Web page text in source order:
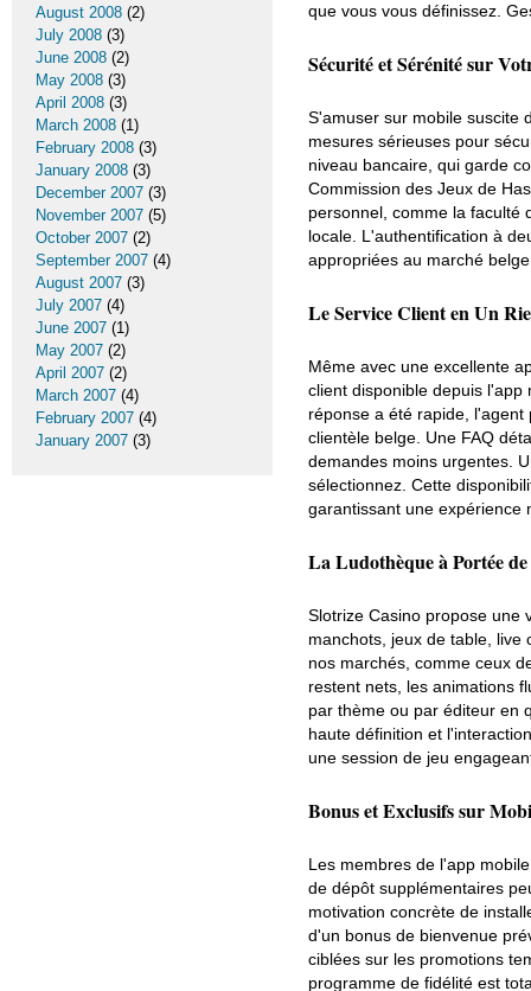
que vous vous définissez.
Sécurité et Sérénité sur
S'amuser sur mobile suscite
mesures sérieuses pour
niveau bancaire, qui garde
Commission des Jeux de
personnel, comme la faculté
locale. L'authentification à
appropriées au marché
Le Service Client en Un
Même avec une excellente
client disponible depuis l'app
réponse a été rapide,
clientèle belge. Une FAQ
demandes moins urgentes.
sélectionnez. Cette
garantissant une expérience
La Ludothèque à Portée
Slotrize Casino propose une
manchots, jeux de table, live
nos marchés, comme ceux
restent nets, les animations
par thème ou par éditeur en
haute définition et
une session de jeu
Bonus et Exclusifs sur
Les membres de l'app
de dépôt supplémentaires
motivation concrète de
d'un bonus de bienvenue
ciblées sur les promotions
programme de fidélité est
August 2008 (2)
July 2008 (3)
June 2008 (2)
May 2008 (3)
April 2008 (3)
March 2008 (1)
February 2008 (3)
January 2008 (3)
December 2007 (3)
November 2007 (5)
October 2007 (2)
September 2007 (4)
August 2007 (3)
July 2007 (4)
June 2007 (1)
May 2007 (2)
April 2007 (2)
March 2007 (4)
February 2007 (4)
January 2007 (3)